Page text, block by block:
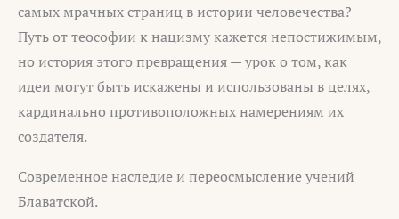
самых мрачных страниц в истории человечества?
Путь от теософии к нацизму кажется непостижимым,
но история этого превращения — урок о том, как
идеи могут быть искажены и использованы в целях,
кардинально противоположных намерениям их
создателя.
Современное наследие и переосмысление учений
Блаватской.